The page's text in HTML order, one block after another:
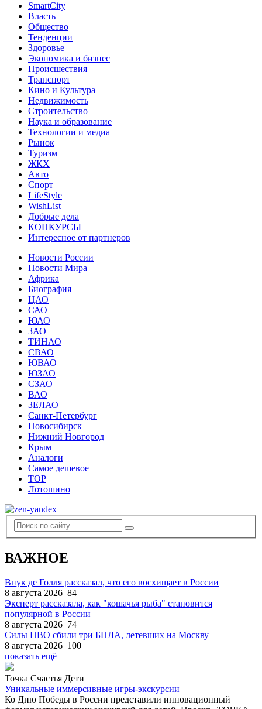
SmartCity
Власть
Общество
Тенденции
Здоровье
Экономика и бизнес
Происшествия
Транспорт
Кино и Культура
Недвижимость
Строительство
Наука и образование
Технологии и медиа
Рынок
Туризм
ЖКХ
Авто
Спорт
LifeStyle
WishList
Добрые дела
КОНКУРСЫ
Интересное от партнеров
Новости России
Новости Мира
Африка
Биография
ЦАО
САО
ЮАО
ЗАО
ТИНАО
СВАО
ЮВАО
ЮЗАО
СЗАО
ВАО
ЗЕЛАО
Санкт-Петербург
Новосибирск
Нижний Новгород
Крым
Аналоги
Самое дешевое
TOP
Лотошино
ВАЖНОЕ
Внук де Голля рассказал, что его восхищает в России
8 августа 2026 84
Эксперт рассказала, как "кошачья рыба" становится
популярной в России
8 августа 2026 74
Силы ПВО сбили три БПЛА, летевших на Москву
8 августа 2026 100
показать ещё
Точка Счастья Дети
Уникальные иммерсивные игры-экскурсии
Ко Дню Победы в России представили инновационный